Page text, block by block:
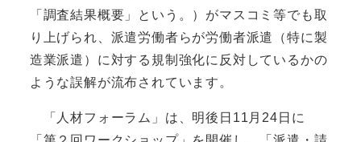
「調査結果概要」という。）がマスコミ等でも取
り上げられ、派遣労働者らが労働者派遣（特に製
造業派遣）に対する規制強化に反対しているかの
ような誤解が流布されています。
「人材フォーラム」は、明後日11月24日に